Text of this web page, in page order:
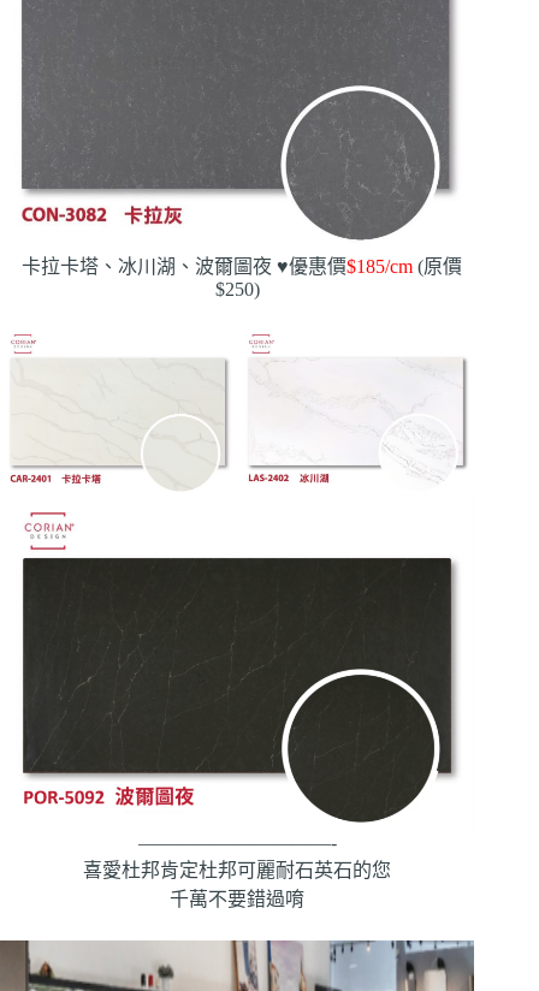
卡拉卡塔、冰川湖、波爾圖夜♥️優惠價$185/cm (原價
$250)
——————————-
喜愛杜邦肯定杜邦可麗耐石英石的您
千萬不要錯過唷